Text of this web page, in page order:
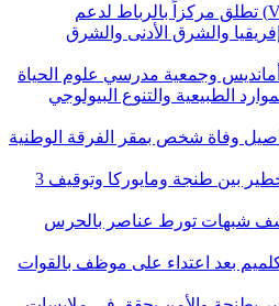
مؤسسة “فيوليا “(Veolia) تطلق مركزاً بالرباط لدعم
والشرق الأدنى والشرق
وجمعية مدرسي علوم الحياة
الطبيعية والتنوع البيولوجي
وفاة شخص بمقر الفرقة الوطنية
إحباط مخطط إرهابي خطير بين طنجة ومايوركا وتوقيف 3
شبهات تورط عناصر بالحرس
بعد اعتداء على موظف بالقوات